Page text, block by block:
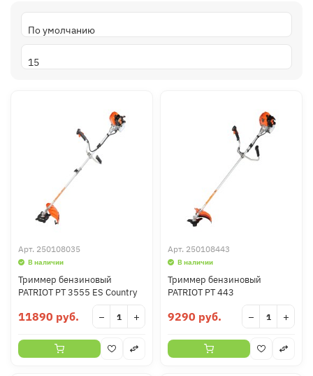
Арт. 250108035
В наличии
Триммер бензиновый
PATRIOT PT 3555 ES Country
11890 руб. − +
Арт. 250108443
В наличии
Триммер бензиновый
PATRIOT PT 443
9290 руб. − +